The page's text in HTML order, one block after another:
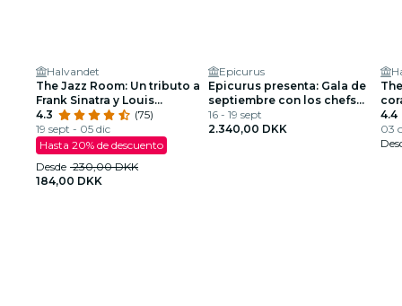
Halvandet
The Jazz Room: Un tributo a
Frank Sinatra y Louis
Armstrong
4.3
(75)
19 sept - 05 dic
Hasta 20% de descuento
Desde 230,00 DKK
184,00 DKK
Epicurus
Epicurus presenta: Gala de
septiembre con los chefs
personales del príncipe y
vocalista
16 - 19 sept
2.340,00 DKK
4.4
03